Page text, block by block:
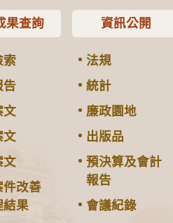
果查詢
索
告
文
文
文
件改善
結果
資訊公開
法規
統計
廉政園地
出版品
預決算及會計
報告
會議紀錄